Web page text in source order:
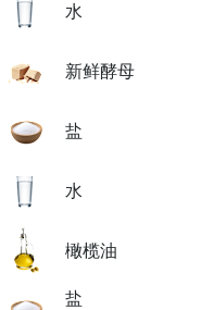
水
新鲜酵母
盐
水
橄榄油
盐